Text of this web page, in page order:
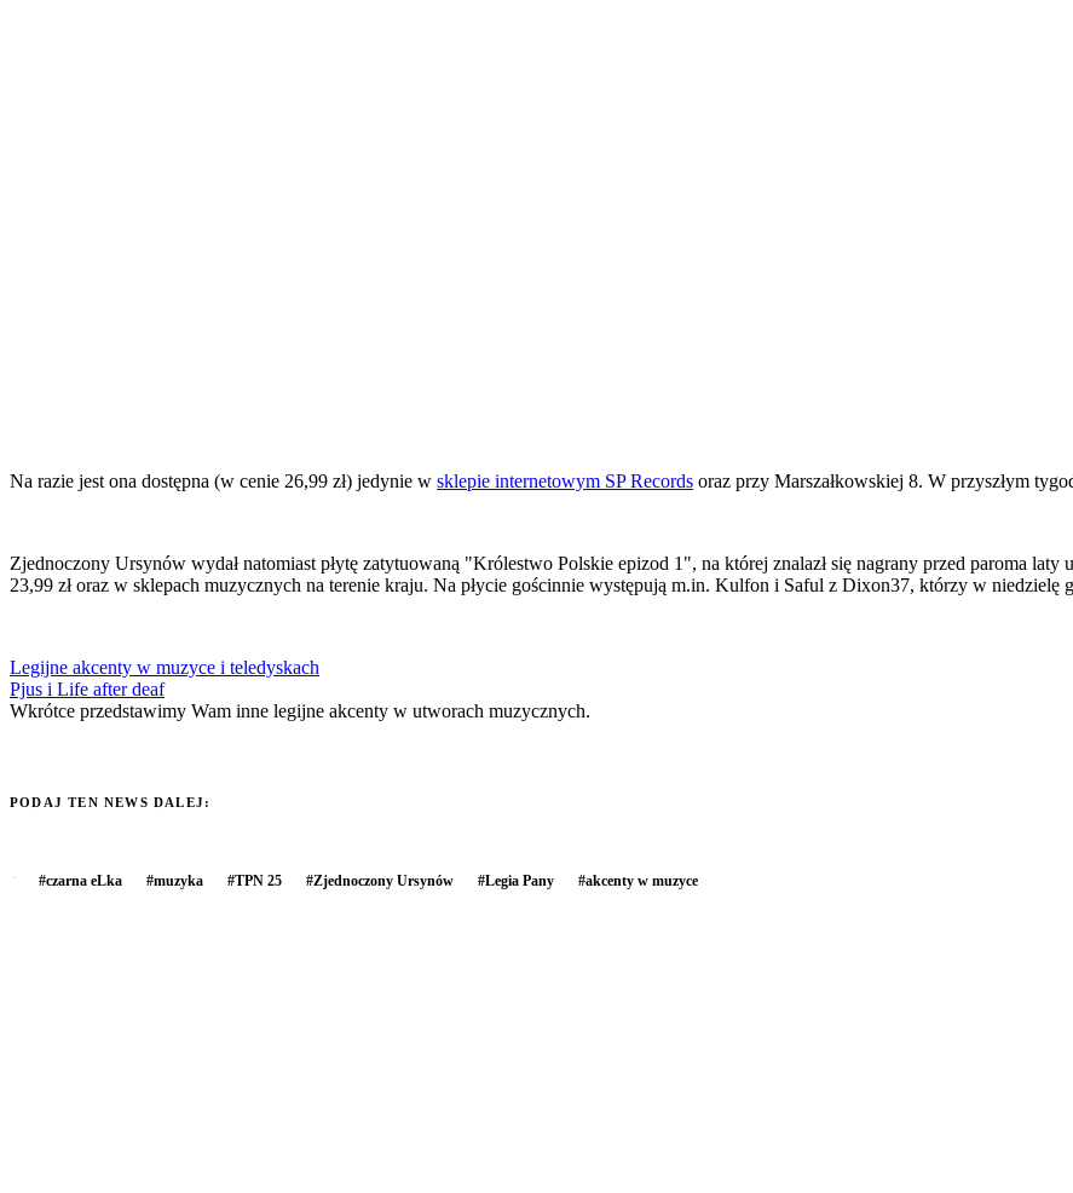
Na razie jest ona dostępna (w cenie 26,99 zł) jedynie w sklepie internetowym SP Records oraz przy Marszałkowskiej 8. W przyszłym
Zjednoczony Ursynów wydał natomiast płytę zatytuowaną "Królestwo Polskie epizod 1", na której znalazł się nagrany przed paroma
23,99 zł oraz w sklepach muzycznych na terenie kraju. Na płycie gościnnie występują m.in. Kulfon i Saful z Dixon37, którzy w niedzielę
Legijne akcenty w muzyce i teledyskach
Pjus i Life after deaf
Wkrótce przedstawimy Wam inne legijne akcenty w utworach muzycznych.
PODAJ TEN NEWS DALEJ:
#czarna eLka #muzyka #TPN 25 #Zjednoczony Ursynów #Legia Pany #akcenty w muzyce